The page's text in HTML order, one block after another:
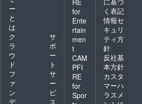
ー
と
は
ク
ラ
ウ
ド
フ
ァ
ン
デ
サ
ポ
ー
ト
サ
ー
ビ
ス
for
Ente
rtain
men
t
CAM
PFI
RE
for
Spor
く表記
情報セ
キュリ
ティ方
針
反社基
本方針
カスタ
マーハ
ラスメ